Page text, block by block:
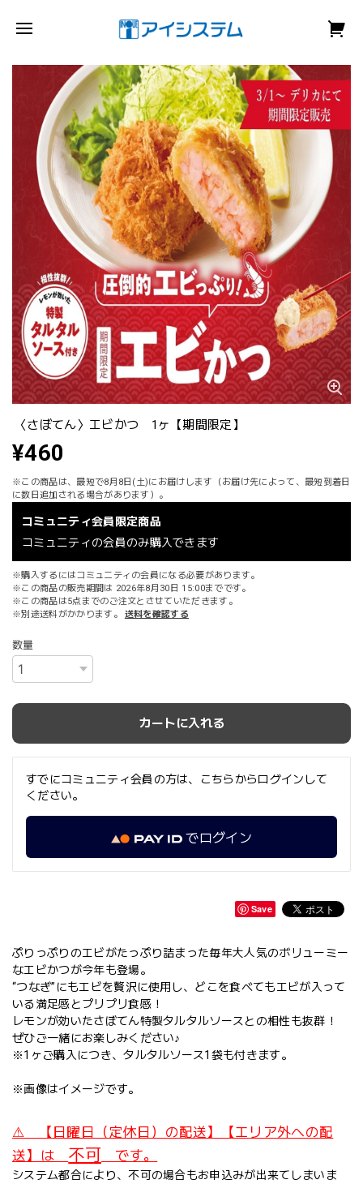
〈さぼてん〉エビかつ 1ヶ【期間限定】
¥460
※この商品は、最短で8月8日(土)にお届けします（お届け先によって、最短到着日
に数日追加される場合があります）。
コミュニティ会員限定商品
コミュニティの会員のみ購入できます
※購入するにはコミュニティの会員になる必要があります。
※この商品の販売期間は 2026年8月30日 15:00までです。
※この商品は5点までのご注文とさせていただきます。
※別途送料がかかります。
送料を確認する
数量
カートに入れる
すでにコミュニティ会員の方は、こちらからログインして
ください。
でログイン
Save
ぷりっぷりのエビがたっぷり詰まった毎年大人気のボリューミー
なエビかつが今年も登場。
“つなぎ”にもエビを贅沢に使用し、どこを食べてもエビが入って
いる満足感とプリプリ食感！
レモンが効いたさぼてん特製タルタルソースとの相性も抜群！
ぜひご一緒にお楽しみください♪
※1ヶご購入につき、タルタルソース1袋も付きます。
※画像はイメージです。
⚠ 【日曜日（定休日）の配送】【エリア外への配
送】は 不可 です。
システム都合により、不可の場合もお申込みが出来てしまいま